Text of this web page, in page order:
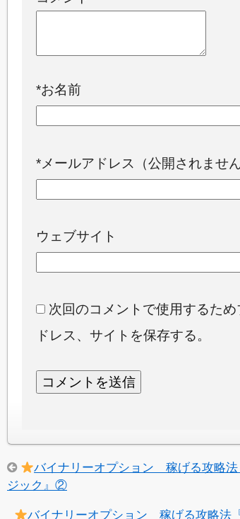
*お名前
*メールアドレス（公開されません
ウェブサイト
次回のコメントで使用するた
ドレス、サイトを保存する。
バイナリーオプション 稼げる攻略法
ジック』②
バイナリーオプション 稼げる攻略法